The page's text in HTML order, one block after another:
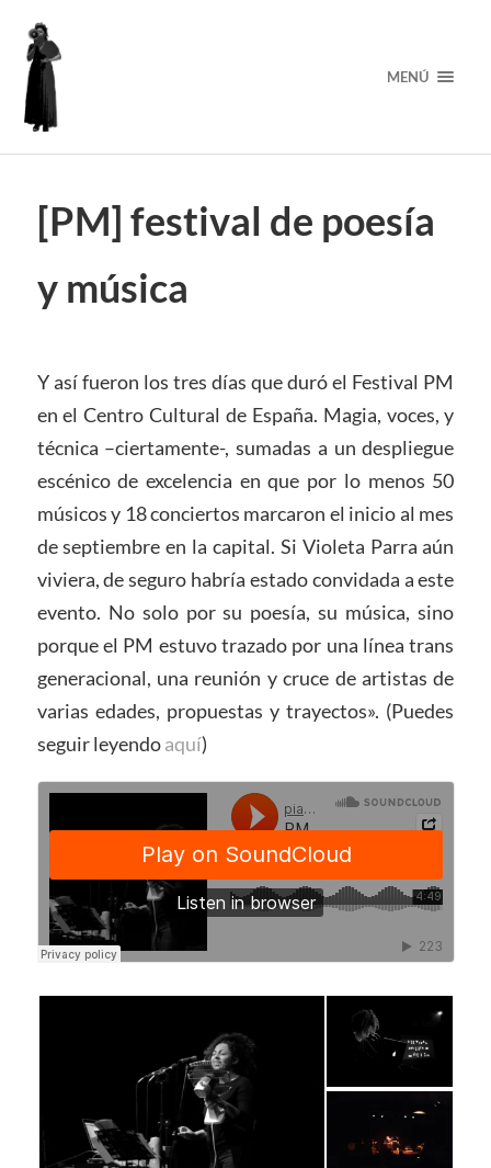
MENÚ
[PM] festival de poesía
y música
Y así fueron los tres días que duró el Festival PM
en el Centro Cultural de España. Magia, voces, y
técnica –ciertamente-, sumadas a un despliegue
escénico de excelencia en que por lo menos 50
músicos y 18 conciertos marcaron el inicio al mes
de septiembre en la capital. Si Violeta Parra aún
viviera, de seguro habría estado convidada a este
evento. No solo por su poesía, su música, sino
porque el PM estuvo trazado por una línea trans
generacional, una reunión y cruce de artistas de
varias edades, propuestas y trayectos». (Puedes
seguir leyendoaquí)